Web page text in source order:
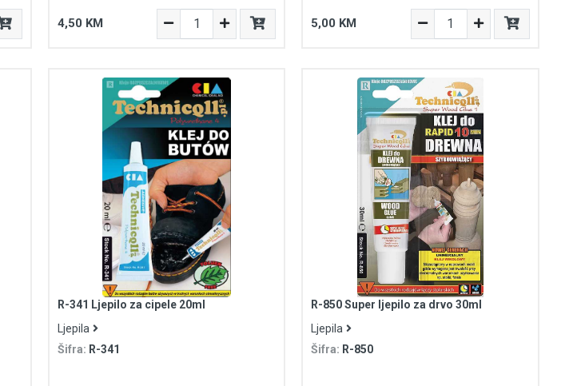
4,50 KM 5,00 KM
R-341 Ljepilo za cipele 20ml
Ljepila
Šifra: R-341
R-850 Super ljepilo za drvo 30ml
Ljepila
Šifra: R-850